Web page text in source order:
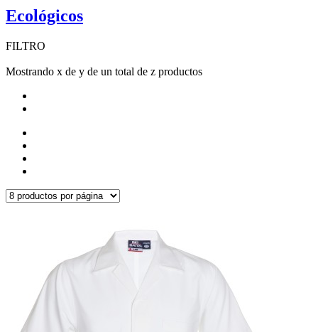
Ecológicos
FILTRO
Mostrando x de y de un total de z productos